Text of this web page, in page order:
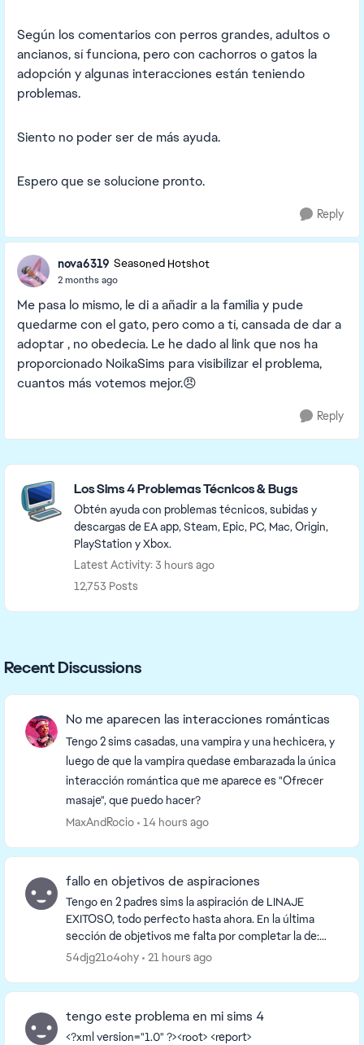
Según los comentarios con perros grandes, adultos o
ancianos, sí funciona, pero con cachorros o gatos la
adopción y algunas interacciones están teniendo
problemas.
Siento no poder ser de más ayuda.
Espero que se solucione pronto.
Reply
nova6319 Seasoned Hotshot
2 months ago
Me pasa lo mismo, le di a añadir a la familia y pude
quedarme con el gato, pero como a tí, cansada de dar a
adoptar , no obedecía. Le he dado al link que nos ha
proporcionado NoikaSims para visibilizar el problema,
cuantos más votemos mejor.😠
Reply
Featured Places
Los Sims 4 Problemas Técnicos & Bugs
Obtén ayuda con problemas técnicos, subidas y
descargas de EA app, Steam, Epic, PC, Mac, Origin,
PlayStation y Xbox.
Latest Activity: 3 hours ago
12,753 Posts
Recent Discussions
No me aparecen las interacciones románticas
Tengo 2 sims casadas, una vampira y una hechicera, y
luego de que la vampira quedase embarazada la única
interacción romántica que me aparece es "Ofrecer
masaje", que puedo hacer?
MaxAndRocio
14 hours ago
fallo en objetivos de aspiraciones
Tengo en 2 padres sims la aspiración de LINAJE
EXITOSO, todo perfecto hasta ahora. En la última
sección de objetivos me falta por completar la de:
hacer que un hijo niño complete una aspiración y
54djg21o4ohy 21 hours ago
tengo este problema en mi sims 4
<?xml version="1.0" ?><root> <report>